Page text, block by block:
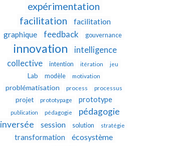
expérimentation
facilitation
facilitation
graphique
feedback gouvernance
innovation
intelligence
collective
intention itération jeu
Lab modèle motivation
problématisation process processus
projet prototypage prototype
publication pédagogie
pédagogie
inversée
session solution stratégie
transformation écosystème